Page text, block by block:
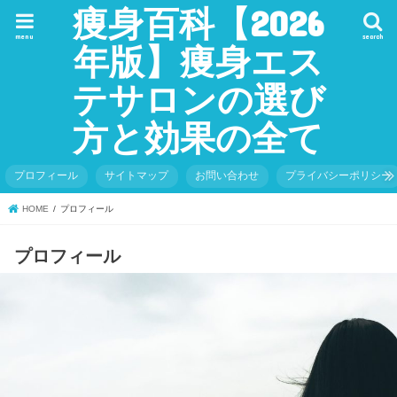
痩身百科【2026
年版】痩身エス
テサロンの選び
方と効果の全て
search
menu
プロフィール サイトマップ お問い合わせ プライバシーポリシー
HOME プロフィール
プロフィール